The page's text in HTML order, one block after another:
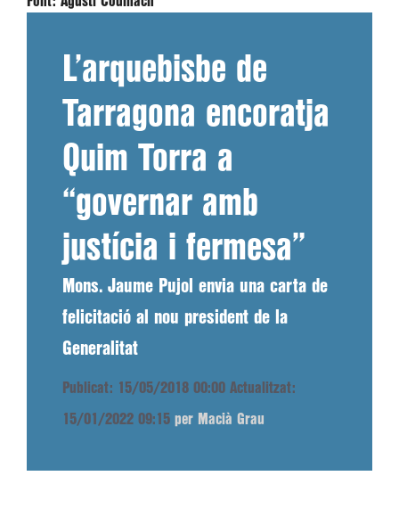
L’arquebisbe de
Tarragona encoratja
Quim Torra a
“governar amb
justícia i fermesa”
Mons. Jaume Pujol envia una carta de
felicitació al nou president de la
Generalitat
Publicat: 15/05/2018 00:00 Actualitzat:
15/01/2022 09:15 per Macià Grau